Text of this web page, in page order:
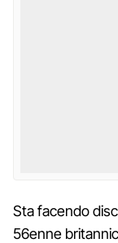
Sta facendo
56enne